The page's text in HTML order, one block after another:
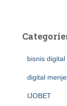
bisnis
digital
IJOBET